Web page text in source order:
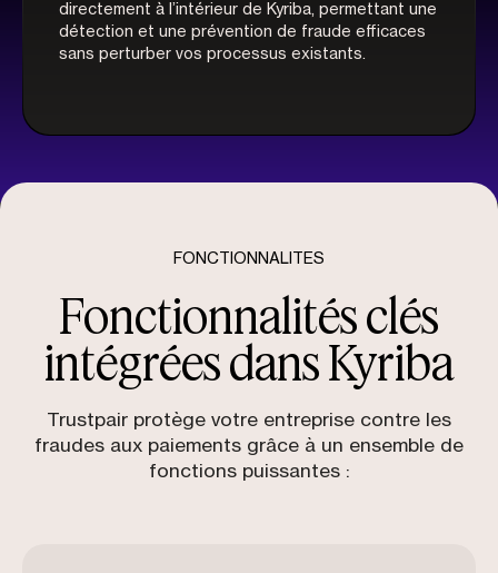
directement à l’intérieur de Kyriba, permettant une
détection et une prévention de fraude efficaces
sans perturber vos processus existants.
FONCTIONNALITES
Fonctionnalités clés
intégrées dans Kyriba
Trustpair protège votre entreprise contre les
fraudes aux paiements grâce à un ensemble de
fonctions puissantes :